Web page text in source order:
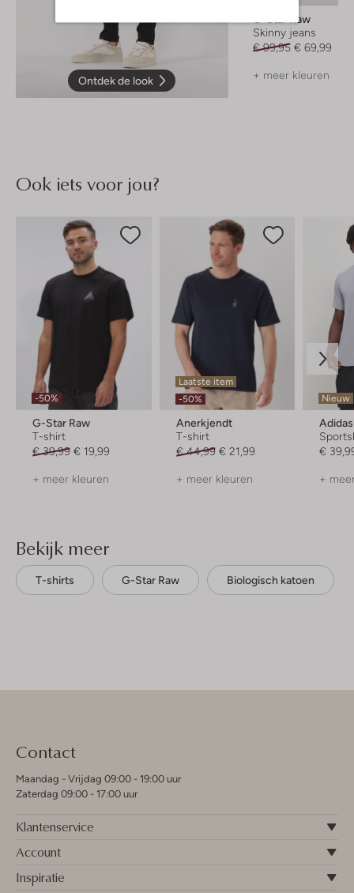
Ontdek de look
G-Star Raw
Skinny jeans
€ 99,95 € 69,99
+ meer kleuren
Ook iets voor jou?
-50%
G-Star Raw
T-shirt
€ 39,99 € 19,99
+ meer kleuren
Laatste item
-50%
Anerkjendt
T-shirt
€ 44,99 € 21,99
+ meer kleuren
Nieuw
Adidas
€
+
Bekijk meer
T-shirts G-Star Raw Biologisch katoen
Contact
Maandag - Vrijdag 09:00 - 19:00 uur
Zaterdag 09:00 - 17:00 uur
Klantenservice
Account
Inspiratie